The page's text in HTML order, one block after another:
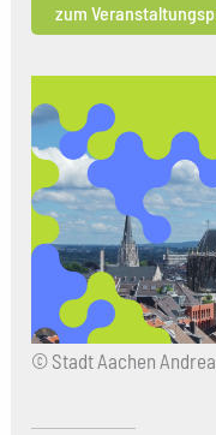
zum
© Stadt Aachen